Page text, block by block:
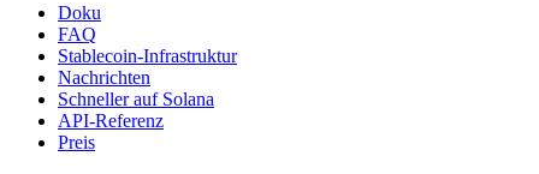
Doku
FAQ
Stablecoin-Infrastruktur
Nachrichten
Schneller auf Solana
API-Referenz
Preis